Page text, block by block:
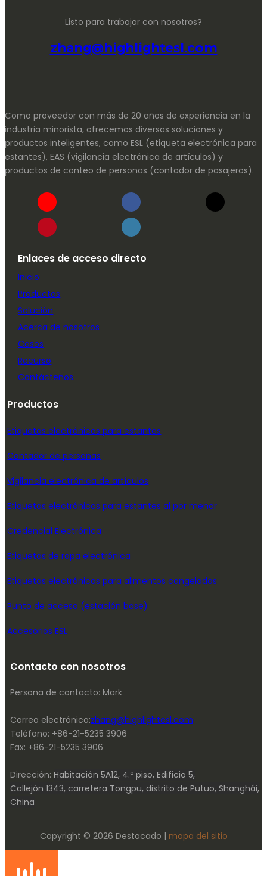
Listo para trabajar con nosotros?
zhang@highlightesl.com
Como proveedor con más de 20 años de experiencia en la
industria minorista, ofrecemos diversas soluciones y
productos inteligentes, como ESL (etiqueta electrónica para
estantes), EAS (vigilancia electrónica de artículos) y
productos de conteo de personas (contador de pasajeros).
Enlaces de acceso directo
Inicio
Productos
Solución
Acerca de nosotros
Casos
Recurso
Contáctenos
Productos
Etiquetas electrónicas para estantes
Contador de personas
Vigilancia electrónica de artículos
Etiquetas electrónicas para estantes al por menor
Credencial Electrónica
Etiquetas de ropa electrónica
Etiquetas electrónicas para alimentos congelados
Punto de acceso (estación base)
Accesorios ESL
Contacto con nosotros
Persona de contacto: Mark
Correo electrónico:zhang@highlightesl.com
Teléfono: +86-21-5235 3906
Fax: +86-21-5235 3906
Dirección: Habitación 5A12, 4.º piso, Edificio 5,
Callejón 1343, carretera Tongpu, distrito de Putuo, Shanghái,
China
Copyright © 2026 Destacado | mapa del sitio